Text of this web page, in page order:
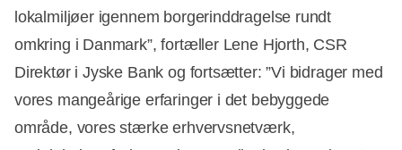
lokalmiljøer igennem borgerinddragelse rundt
omkring i Danmark”, fortæller Lene Hjorth, CSR
Direktør i Jyske Bank og fortsætter: ”Vi bidrager med
vores mangeårige erfaringer i det bebyggede
område, vores stærke erhvervsnetværk,